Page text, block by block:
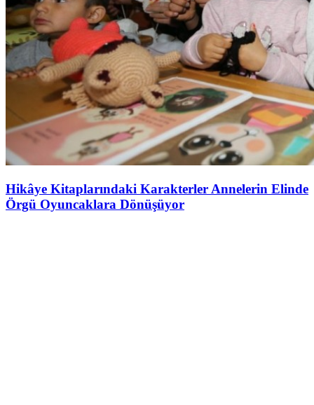
Hikâye Kitaplarındaki Karakterler Annelerin Elinde
Örgü Oyuncaklara Dönüşüyor